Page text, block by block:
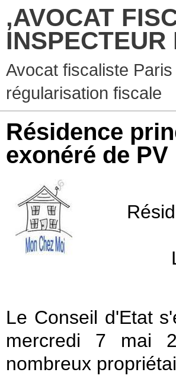
,AVOCAT
Avocat fiscaliste
régularisation fiscale
Résidence
exonéré de
Le Conseil d'Etat
mercredi 7 mai
nombreux